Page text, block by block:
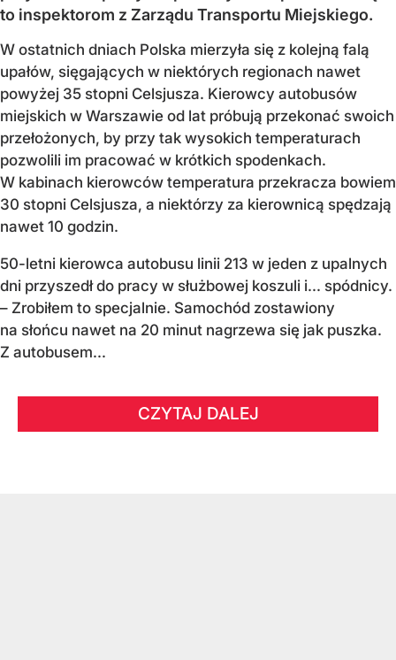
to inspektorom z Zarządu Transportu Miejskiego.
W ostatnich dniach Polska mierzyła się z kolejną falą
upałów, sięgających w niektórych regionach nawet
powyżej 35 stopni Celsjusza. Kierowcy autobusów
miejskich w Warszawie od lat próbują przekonać swoich
przełożonych, by przy tak wysokich temperaturach
pozwolili im pracować w krótkich spodenkach.
W kabinach kierowców temperatura przekracza bowiem
30 stopni Celsjusza, a niektórzy za kierownicą spędzają
nawet 10 godzin.
50-letni kierowca autobusu linii 213 w jeden z upalnych
dni przyszedł do pracy w służbowej koszuli i... spódnicy.
– Zrobiłem to specjalnie. Samochód zostawiony
na słońcu nawet na 20 minut nagrzewa się jak puszka.
Z autobusem...
CZYTAJ DALEJ